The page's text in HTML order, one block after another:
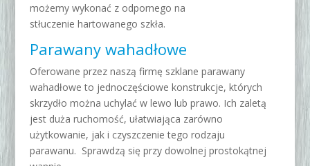
możemy wykonać z odpornego na
stłuczenie hartowanego szkła.
Parawany wahadłowe
Oferowane przez naszą firmę szklane parawany
wahadłowe to jednoczęściowe konstrukcje, których
skrzydło można uchylać w lewo lub prawo. Ich zaletą
jest duża ruchomość, ułatwiająca zarówno
użytkowanie, jak i czyszczenie tego rodzaju
parawanu. Sprawdzą się przy dowolnej prostokątnej